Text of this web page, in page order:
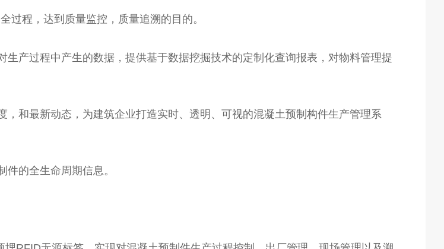
过程，达到质量监控，质量追溯的目的。
产过程中产生的数据，提供基于数据挖掘技术的定制化查询报表，对物料管理提
和最新动态，为建筑企业打造实时、透明、可视的混凝土预制构件生产管理系
的全生命周期信息。